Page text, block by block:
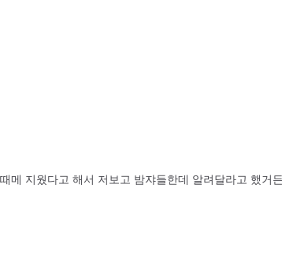
메 지웠다고 해서 저보고 밤쟈들한데 알려달라고 했거